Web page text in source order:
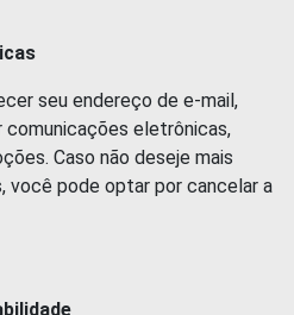
seu endereço de e-mail,
eletrônicas,
Caso não deseje mais
você pode optar por cancelar a